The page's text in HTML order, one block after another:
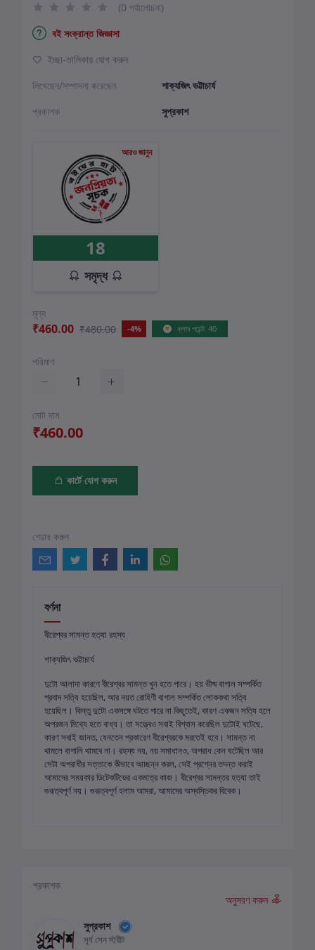
(0 পর্যালোচনা)
বই সংক্রান্ত জিজ্ঞাসা
ইচ্ছা-তালিকায় যোগ করুন
লিখেছেন/সম্পাদনা করেছেন
শাক্যজিৎ ভট্টাচার্য
প্রকাশক
সুপ্রকাশ
আরও জানুন
18
সমৃদ্ধ
মূল্য
₹460.00 ₹480.00 -4% ক্লাব পয়েন্ট: 40
পরিমাণ
মোট দাম
₹460.00
কার্টে যোগ করুন
শেয়ার করুন
বর্ণনা
বীরেশ্বর সামন্ত হত্যা রহস্য
শাক্যজিৎ ভট্টাচার্য
দুটো আলাদা কারণে বীরেশ্বর সামন্ত খুন হতে পারে। হয় ভীষ্ম বাগাল সম্পর্কিত
প্রবাদ সত্যি হয়েছিল, আর নয়ত রোহিণী বাগাল সম্পর্কিত লোককথা সত্যি
হয়েছিল। কিন্তু দুটো একসঙ্গে ঘটতে পারে না কিছুতেই, কারণ একজন সত্যি হলে
অপরজন মিথ্যে হতে বাধ্য। তা সত্ত্বেও সবাই বিশ্বাস করেছিল দুটোই ঘটেছে,
কারণ সবাই জানত, যেনতেন প্রকারেণ বীরেশ্বরকে মরতেই হবে। সামন্ত না
থামলে বাগালি থামবে না। রহস্য নয়, নয় সমাধানও, অপরাধ কেন ঘটেছিল আর
সেটা অপরাধীর সত্তাকে কীভাবে আচ্ছন্ন করল, সেই প্রশ্নের তদন্ত করাই
আমাদের সময়কার ডিটেকটিভের একমাত্র কাজ। বীরেশ্বর সামন্তর হত্যা তাই
গুরূত্বপূর্ণ নয়। গুরূত্বপূর্ণ হলাম আমরা, আমাদের অস্বস্তিকর বিবেক।
প্রকাশক
অনুসরণ করুন
সুপ্রকাশ
সূর্য সেন স্ট্রীট